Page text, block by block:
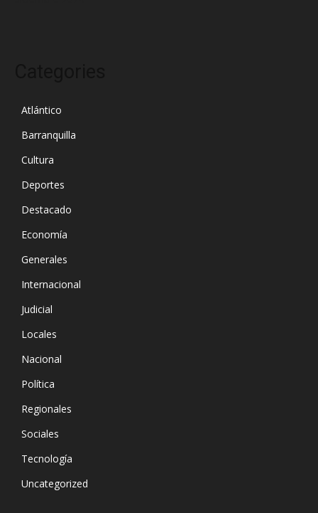
Atlántico
Barranquilla
Cultura
Deportes
Destacado
Economía
Generales
Internacional
Judicial
Locales
Nacional
Política
Regionales
Sociales
Tecnología
Uncategorized